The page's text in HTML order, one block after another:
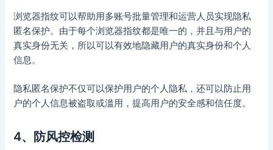
浏览器指纹可以帮助用多账号批量管理和运营人员实现隐私
匿名保护。由于每个浏览器指纹都是唯一的，并且与用户的
真实身份无关，所以可以有效地隐藏用户的真实身份和个人
信息。
隐私匿名保护不仅可以保护用户的个人隐私，还可以防止用
户的个人信息被盗取或滥用，提高用户的安全感和信任度。
4、防风控检测